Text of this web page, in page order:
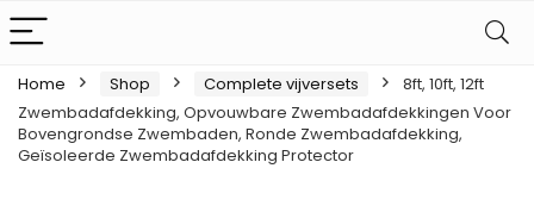
Home Shop Complete vijversets
8ft, 10ft, 12ft
Zwembadafdekking, Opvouwbare Zwembadafdekkingen Voor
Bovengrondse Zwembaden, Ronde Zwembadafdekking,
Geïsoleerde Zwembadafdekking Protector